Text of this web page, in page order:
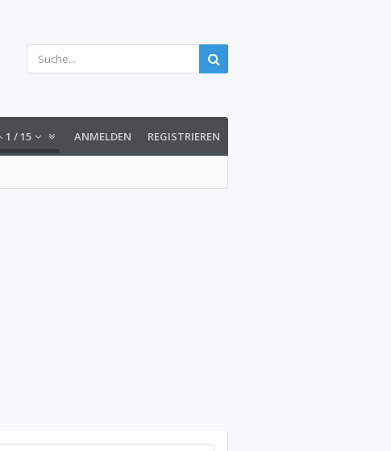
1 /15 ANMELDEN REGISTRIEREN